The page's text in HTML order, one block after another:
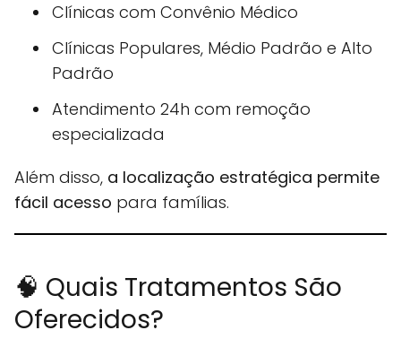
Clínicas com Convênio Médico
Clínicas Populares, Médio Padrão e Alto
Padrão
Atendimento 24h com remoção
especializada
Além disso, a localização estratégica permite
fácil acesso para famílias.
🧠 Quais Tratamentos São
Oferecidos?